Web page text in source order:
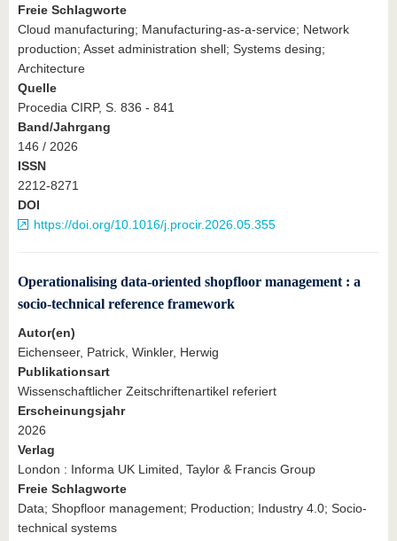
Freie Schlagworte
Cloud manufacturing; Manufacturing-as-a-service; Network
production; Asset administration shell; Systems desing;
Architecture
Quelle
Procedia CIRP, S. 836 - 841
Band/Jahrgang
146 / 2026
ISSN
2212-8271
DOI
https://doi.org/10.1016/j.procir.2026.05.355
Operationalising data-oriented shopfloor management : a
socio-technical reference framework
Autor(en)
Eichenseer, Patrick, Winkler, Herwig
Publikationsart
Wissenschaftlicher Zeitschriftenartikel referiert
Erscheinungsjahr
2026
Verlag
London : Informa UK Limited, Taylor & Francis Group
Freie Schlagworte
Data; Shopfloor management; Production; Industry 4.0; Socio-
technical systems